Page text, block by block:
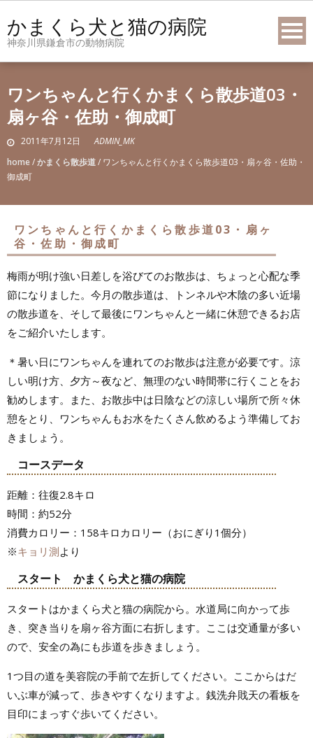
to
content
かまくら犬と猫の病院
神奈川県鎌倉市の動物病院
ワンちゃんと行くかまくら散歩道03・
扇ヶ谷・佐助・御成町
2011年7月12日
ADMIN_MK
home/かまくら散歩道/ ワンちゃんと行くかまくら散歩道03・扇ヶ谷・佐助・
御成町
ワンちゃんと行くかまくら散歩道03・扇ヶ
谷・佐助・御成町
梅雨が明け強い日差しを浴びてのお散歩は、ちょっと心配な季
節になりました。今月の散歩道は、トンネルや木陰の多い近場
の散歩道を、そして最後にワンちゃんと一緒に休憩できるお店
をご紹介いたします。
＊暑い日にワンちゃんを連れてのお散歩は注意が必要です。涼
しい明け方、夕方～夜など、無理のない時間帯に行くことをお
勧めします。また、お散歩中は日陰などの涼しい場所で所々休
憩をとり、ワンちゃんもお水をたくさん飲めるよう準備してお
きましょう。
コースデータ
距離：往復2.8キロ
時間：約52分
消費カロリー：158キロカロリー（おにぎり1個分）
※キョリ測より
スタート かまくら犬と猫の病院
スタートはかまくら犬と猫の病院から。水道局に向かって歩
き、突き当りを扇ヶ谷方面に右折します。ここは交通量が多い
ので、安全の為にも歩道を歩きましょう。
1つ目の道を美容院の手前で左折してください。ここからはだ
いぶ車が減って、歩きやすくなりますよ。銭洗弁戝天の看板を
目印にまっすぐ歩いてください。